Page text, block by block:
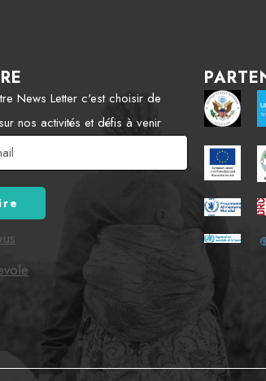
News Letter c'est choisir de
nos activités et défis à venir